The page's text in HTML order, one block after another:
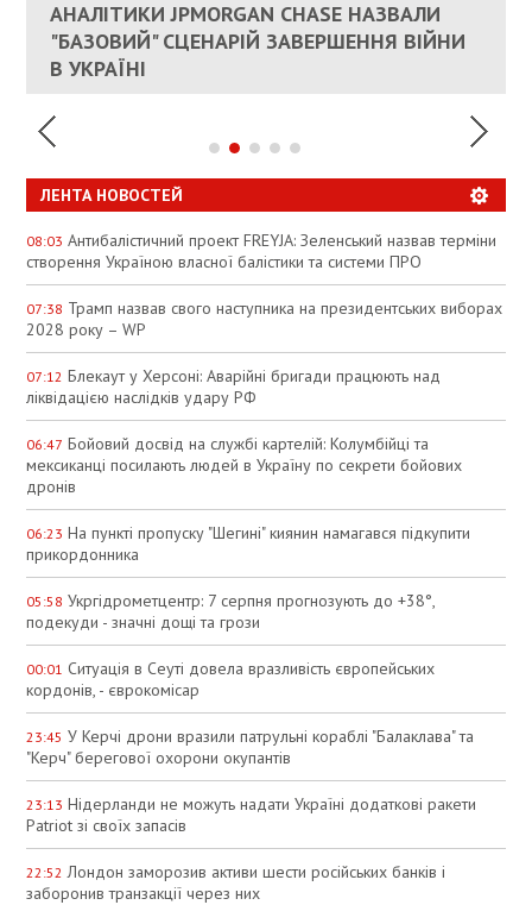
КАНДИДАТ В ПРЕМЬЕРЫ ПОЛЬШИ ПРИЗВАЛ
ЕС ПРЕКРАТИТЬ ВОЕННУЮ ПОМОЩЬ
УКРАИНЕ
АНАЛІТИКИ JPMORGAN CHASE НАЗВАЛИ
"БАЗОВИЙ" СЦЕНАРІЙ ЗАВЕРШЕННЯ ВІЙНИ
В УКРАЇНІ
РЮТТЕ
ПАЛИВНИЙ РИНОК РОЗІГРІЛИ ШТУЧНО:
АНАЛІТИКИ ЗВИНУВАТИЛИ АЗС У
СПЕКУЛЯЦІЇ
ЛЕНТА НОВОСТЕЙ
08:03 Антибалістичний проект FREYJA: Зеленський назвав терміни
створення Україною власної балістики та системи ПРО
07:38 Трамп назвав свого наступника на президентських виборах
2028 року – WP
07:12 Блекаут у Херсоні: Аварійні бригади працюють над
ліквідацією наслідків удару РФ
06:47 Бойовий досвід на службі картелій: Колумбійці та
мексиканці посилають людей в Україну по секрети бойових
дронів
06:23 На пункті пропуску "Шегині" киянин намагався підкупити
прикордонника
05:58 Укргідрометцентр: 7 серпня прогнозують до +38°,
подекуди - значні дощі та грози
00:01 Ситуація в Сеуті довела вразливість європейських
кордонів, - єврокомісар
23:45 У Керчі дрони вразили патрульні кораблі "Балаклава" та
"Керч" берегової охорони окупантів
23:13 Нідерланди не можуть надати Україні додаткові ракети
Patriot зі своїх запасів
22:52 Лондон заморозив активи шести російських банків і
заборонив транзакції через них